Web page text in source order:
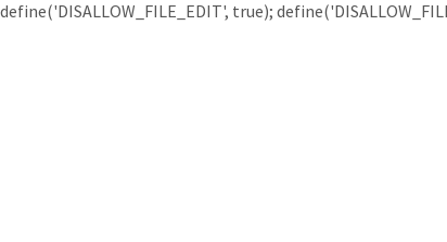
define('DISALLOW_FILE_EDIT', true);